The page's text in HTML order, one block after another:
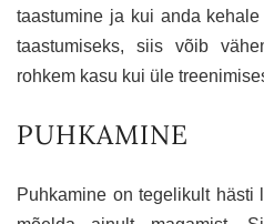
taastumine ja kui anda
taastumiseks, siis võib
rohkem kasu kui üle
PUHKAMINE
Puhkamine on tegelikult